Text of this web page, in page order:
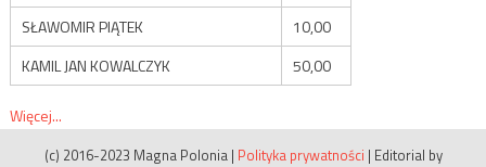
SŁAWOMIR PIĄTEK
10,00
KAMIL JAN KOWALCZYK
50,00
Więcej...
(c) 2016-2023 Magna Polonia | Polityka prywatności | Editorial by